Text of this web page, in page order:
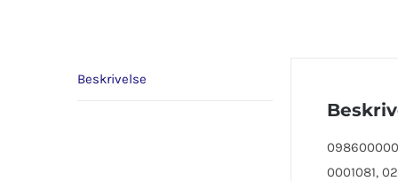
Beskrivelse
0001081,